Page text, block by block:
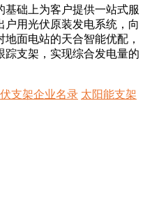
基础上为客户提供一站式服
用光伏原装发电系统，向
面电站的天合智能优配，
踪支架，实现综合发电量的
支架企业名录 太阳能支架